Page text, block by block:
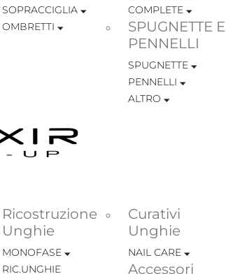
SOPRACCIGLIA
OMBRETTI
COMPLETE
SPUGNETTE E
PENNELLI
SPUGNETTE
PENNELLI
ALTRO
Ricostruzione
Unghie
MONOFASE
RIC.UNGHIE
Curativi
Unghie
NAIL CARE
Accessori